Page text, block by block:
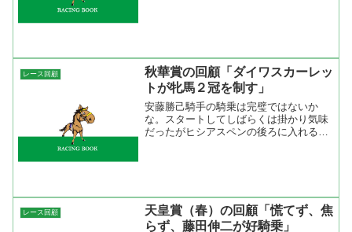
レース回顧
秋華賞の回顧「ダイワスカーレッ
トが牝馬２冠を制す」
安藤勝己騎手の騎乗は完璧ではないか
な。スタートしてしばらくは掛かり気味
だったがヒシアスペンの後ろに入れると
レース回顧
天皇賞（春）の回顧「慌てず、焦
らず、藤田伸二が好騎乗」